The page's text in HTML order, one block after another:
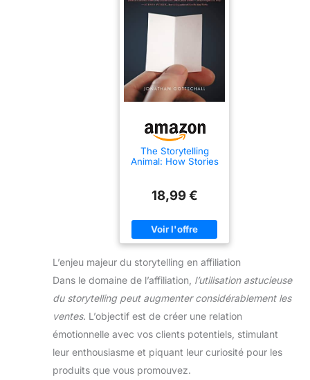
The Storytelling
Animal: How Stories
18,99 €
L’enjeu majeur du storytelling en affiliation
Dans le domaine de l’affiliation, l’utilisation astucieuse
du storytelling peut augmenter considérablement les
ventes. L’objectif est de créer une relation
émotionnelle avec vos clients potentiels, stimulant
leur enthousiasme et piquant leur curiosité pour les
produits que vous promouvez.